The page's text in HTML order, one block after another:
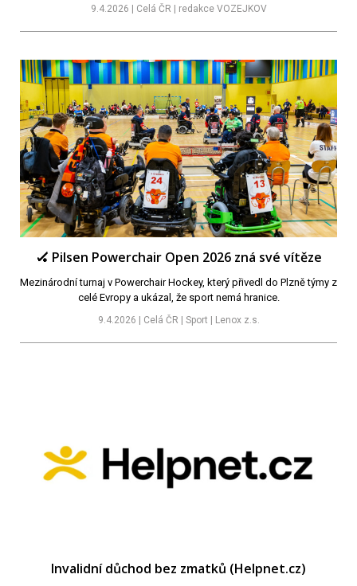
9.4.2026 | Celá ČR | redakce VOZEJKOV
🏑 Pilsen Powerchair Open 2026 zná své vítěze
Mezinárodní turnaj v Powerchair Hockey, který přivedl do Plzně týmy z
celé Evropy a ukázal, že sport nemá hranice.
9.4.2026 | Celá ČR | Sport | Lenox z.s.
Invalidní důchod bez zmatků (Helpnet.cz)